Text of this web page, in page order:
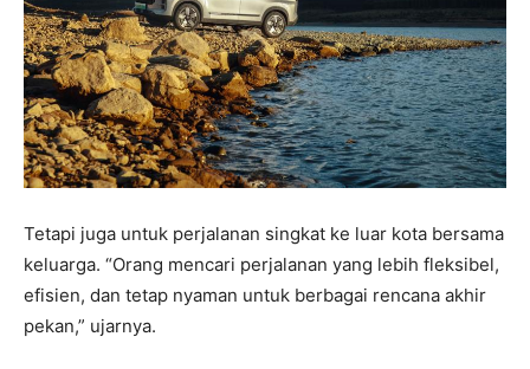
Tetapi juga untuk perjalanan singkat ke luar kota bersama
keluarga. “Orang mencari perjalanan yang lebih fleksibel,
efisien, dan tetap nyaman untuk berbagai rencana akhir
pekan,” ujarnya.